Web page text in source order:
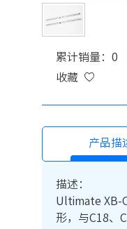
累计销量：0
收藏
产品描
描述：
Ultimate XB-
形，与C18、